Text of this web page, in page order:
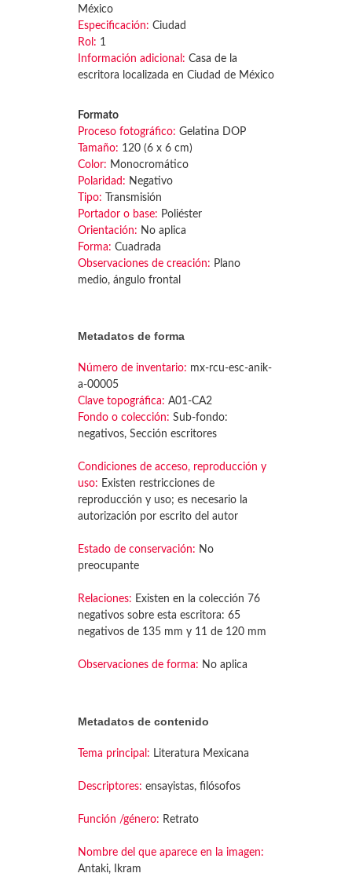
México
Especificación: Ciudad
Rol: 1
Información adicional: Casa de la
escritora localizada en Ciudad de México
Formato
Proceso fotográfico: Gelatina DOP
Tamaño: 120 (6 x 6 cm)
Color: Monocromático
Polaridad: Negativo
Tipo: Transmisión
Portador o base: Poliéster
Orientación: No aplica
Forma: Cuadrada
Observaciones de creación: Plano
medio, ángulo frontal
Metadatos de forma
Número de inventario: mx-rcu-esc-anik-
a-00005
Clave topográfica: A01-CA2
Fondo o colección: Sub-fondo:
negativos, Sección escritores
Condiciones de acceso, reproducción y
uso: Existen restricciones de
reproducción y uso; es necesario la
autorización por escrito del autor
Estado de conservación: No
preocupante
Relaciones: Existen en la colección 76
negativos sobre esta escritora: 65
negativos de 135 mm y 11 de 120 mm
Observaciones de forma: No aplica
Metadatos de contenido
Tema principal: Literatura Mexicana
Descriptores: ensayistas, filósofos
Función /género: Retrato
Nombre del que aparece en la imagen:
Antaki, Ikram